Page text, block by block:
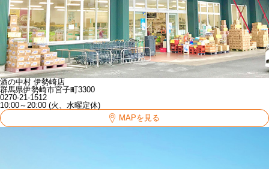
酒の中村 伊勢崎店
群馬県伊勢崎市宮子町3300
0270-21-1512
10:00～20:00 (火、水曜定休)
MAPを見る